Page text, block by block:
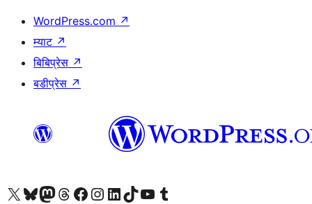
WordPress.com ↗
म्याट ↗
बिबिप्रेस ↗
बडीप्रेस ↗
हाम्रो X (पहिले ट्विटर) खातामा जानुहोस्
हाम्रो Bluesky खाता भ्रमण गर्नुहोस्
हाम्रो म्यास्टोडन खाता भ्रमण गर्नुहोस्
हाम्रो थ्रेड्स खातामा जानुहोस्
हाम्रो फेसबुक पेजमा जानुहोस्
हाम्रो इन्स्टाग्राम खातामा जानुहोस्
हाम्रो लिङ्क्डइन खातामा जानुहोस्
हाम्रो TikTok खाता भ्रमण गर्नुहोस्
हाम्रो युट्युब च्यानलमा जानुहोस्
हाम्रो टम्बलर खाता भ्रमण गर्नुहोस्